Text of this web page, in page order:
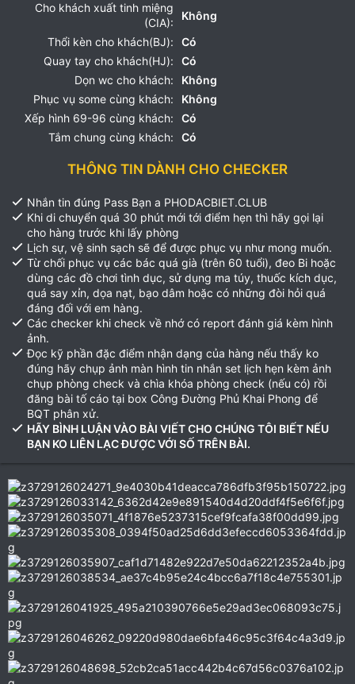
Cho khách xuất tinh miệng
(CIA):
Không
Thổi kèn cho khách(BJ):
Có
Quay tay cho khách(HJ):
Có
Dọn wc cho khách:
Không
Phục vụ some cùng khách:
Không
Xếp hình 69-96 cùng khách:
Có
Tắm chung cùng khách:
Có
THÔNG TIN DÀNH CHO CHECKER
Nhắn tin đúng Pass Bạn a PHODACBIET.CLUB
Khi di chuyển quá 30 phút mới tới điểm hẹn thì hãy gọi lại
cho hàng trước khi lấy phòng
Lịch sự, vệ sinh sạch sẽ để được phục vụ như mong muốn.
Từ chối phục vụ các bác quá già (trên 60 tuổi), đeo Bi hoặc
dùng các đồ chơi tình dục, sử dụng ma túy, thuốc kích dục,
quá say xỉn, dọa nạt, bạo dâm hoặc có những đòi hỏi quá
đáng đối với em hàng.
Các checker khi check về nhớ có report đánh giá kèm hình
ảnh.
Đọc kỹ phần đặc điểm nhận dạng của hàng nếu thấy ko
đúng hãy chụp ảnh màn hình tin nhắn set lịch hẹn kèm ảnh
chụp phòng check và chìa khóa phòng check (nếu có) rồi
đăng bài tố cáo tại box Công Đường Phủ Khai Phong để
BQT phân xử.
HÃY BÌNH LUẬN VÀO BÀI VIẾT CHO CHÚNG TÔI BIẾT NẾU
BẠN KO LIÊN LẠC ĐƯỢC VỚI SỐ TRÊN BÀI.